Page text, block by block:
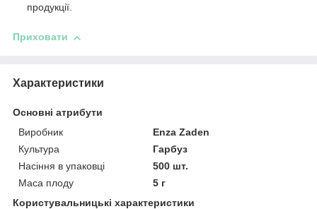
продукції.
Приховати
Характеристики
Основні атрибути
Виробник
Enza Zaden
Культура
Гарбуз
Насіння в упаковці
500 шт.
Маса плоду
5 г
Користувальницькі характеристики